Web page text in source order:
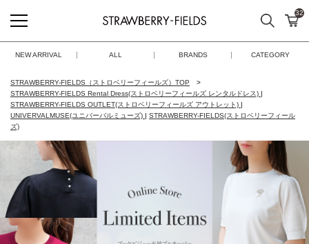
STRAWBERRY-FIELDS
検索 カ
32
NEW ARRIVAL ALL BRANDS CATEGORY
STRAWBERRY-FIELDS（ストロベリーフィールズ）TOP
STRAWBERRY-FIELDS Rental Dress(ストロベリーフィールズ レンタルドレス) |
STRAWBERRY-FIELDS OUTLET(ストロベリーフィールズ アウトレット) |
UNIVERVALMUSE(ユニバーバルミューズ) | STRAWBERRY-FIELDS(ストロベリーフィール
ズ)